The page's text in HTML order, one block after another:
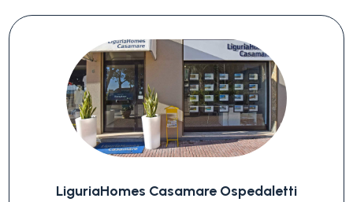
LiguriaHomes Casamare Ospedaletti